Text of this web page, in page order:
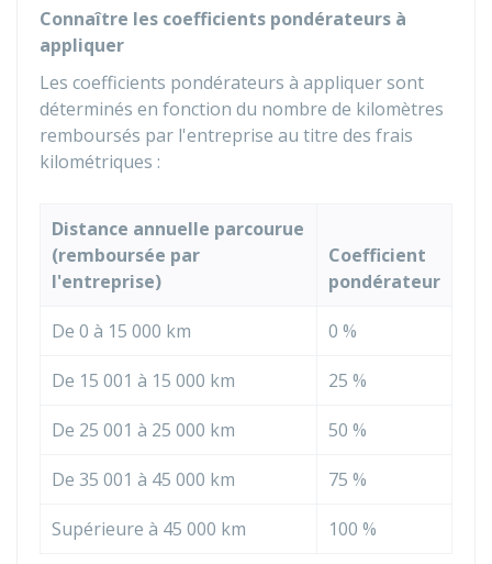
Connaître les coefficients pondérateurs à
appliquer
Les coefficients pondérateurs à appliquer sont
déterminés en fonction du nombre de kilomètres
remboursés par l'entreprise au titre des frais
kilométriques :
Distance annuelle parcourue
(remboursée par
l'entreprise)
Coefficient
pondérateur
De 0 à 15 000 km 0 %
De 15 001 à 15 000 km 25 %
De 25 001 à 25 000 km 50 %
De 35 001 à 45 000 km 75 %
Supérieure à 45 000 km 100 %